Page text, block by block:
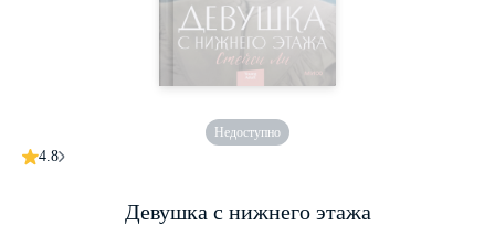
Недоступно
4.8
Девушка с нижнего этажа